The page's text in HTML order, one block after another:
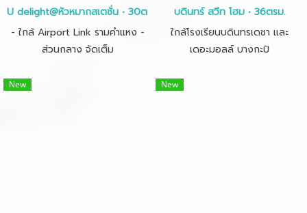
U delight@หัวหมากสเตชั่น • 30ตรม.• 1นอน 1น้ำ 1ครัว
- ใกล้ Airport Link รามคำแหง -
ส่วนกลาง จัดเต็ม
บดินทร์ สวีท โฮม • 36ตรม.
ใกล้โรงเรียนบดินทรเดชา และ
เดอะมอลล์ บางกะปิ
New New